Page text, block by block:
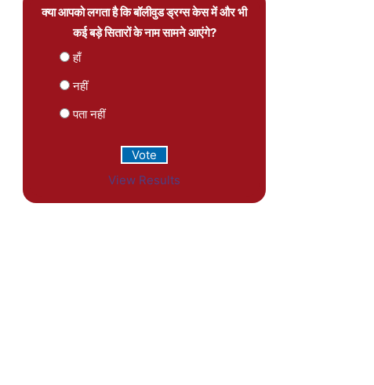
क्या आपको लगता है कि बॉलीवुड ड्रग्स केस में और भी
कई बड़े सितारों के नाम सामने आएंगे?
हाँ
नहीं
पता नहीं
View Results